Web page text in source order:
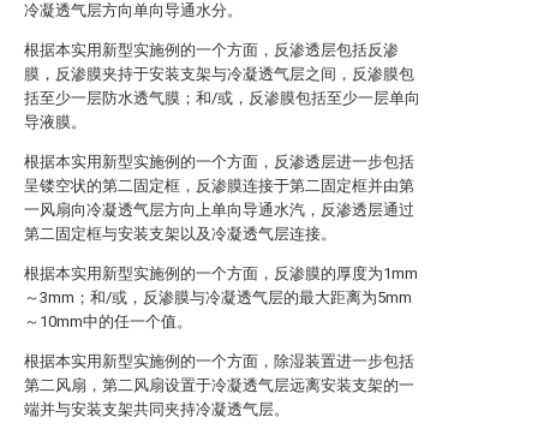
冷凝透气层方向单向导通水分。
根据本实用新型实施例的一个方面，反渗透层包括反渗
膜，反渗膜夹持于安装支架与冷凝透气层之间，反渗膜包
括至少一层防水透气膜；和/或，反渗膜包括至少一层单向
导液膜。
根据本实用新型实施例的一个方面，反渗透层进一步包括
呈镂空状的第二固定框，反渗膜连接于第二固定框并由第
一风扇向冷凝透气层方向上单向导通水汽，反渗透层通过
第二固定框与安装支架以及冷凝透气层连接。
根据本实用新型实施例的一个方面，反渗膜的厚度为1mm
～3mm；和/或，反渗膜与冷凝透气层的最大距离为5mm
～10mm中的任一个值。
根据本实用新型实施例的一个方面，除湿装置进一步包括
第二风扇，第二风扇设置于冷凝透气层远离安装支架的一
端并与安装支架共同夹持冷凝透气层。